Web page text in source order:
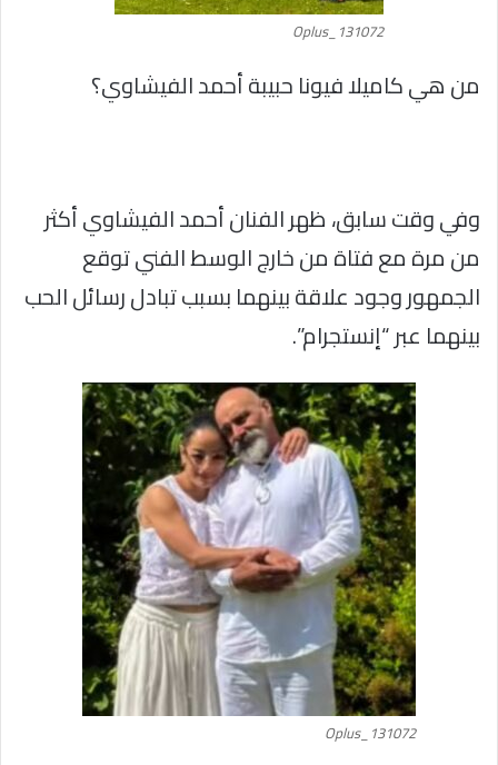
Oplus_131072
من هي كاميلا فيونا حبيبة أحمد الفيشاوي؟
وفي وقت سابق، ظهر الفنان أحمد الفيشاوي أكثر
من مرة مع فتاة من خارج الوسط الفني توقع
الجمهور وجود علاقة بينهما بسبب تبادل رسائل الحب
بينهما عبر “إنستجرام”.
Oplus_131072